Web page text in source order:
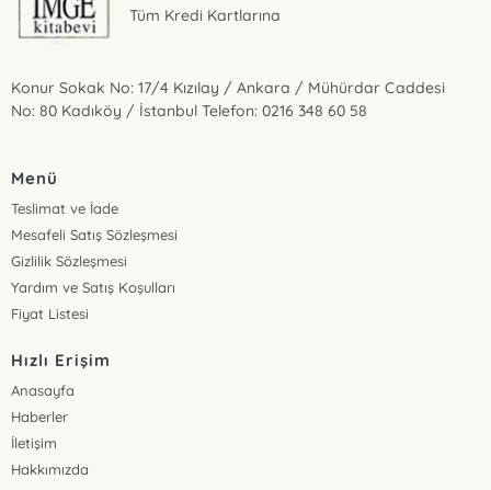
Tüm Kredi Kartlarına
Konur Sokak No: 17/4 Kızılay / Ankara / Mühürdar Caddesi
No: 80 Kadıköy / İstanbul Telefon: 0216 348 60 58
Menü
Teslimat ve İade
Mesafeli Satış Sözleşmesi
Gizlilik Sözleşmesi
Yardım ve Satış Koşulları
Fiyat Listesi
Hızlı Erişim
Anasayfa
Haberler
İletişim
Hakkımızda